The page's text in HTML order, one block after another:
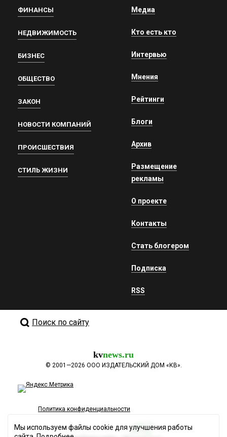
ФИНАНСЫ
НЕДВИЖИМОСТЬ
БИЗНЕС
ОБЩЕСТВО
ЗАКОН
НОВОСТИ КОМПАНИЙ
ПРОИСШЕСТВИЯ
СТИЛЬ ЖИЗНИ
Медиа
Кто есть кто
Интервью
Мнения
Рейтинги
Блоги
Архив
Размещение
рекламы
О проекте
Контакты
Стать блогером
Подписка
RSS
Поиск по сайту
kvnews.ru
© 2001—2026 ООО ИЗДАТЕЛЬСКИЙ ДОМ «КВ».
Политика конфиденциальности
Мы используем файлы cookie для улучшения работы